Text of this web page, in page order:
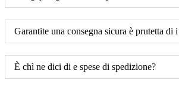
Garantite una consegna sicura è prutetta di
È chì ne dici di e spese di spedizione?